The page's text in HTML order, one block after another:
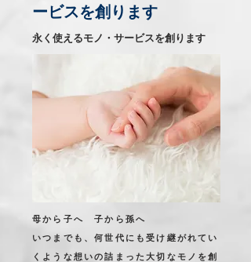
ービスを創ります
永く使えるモノ・サービスを創ります
母から子へ 子から孫へ
いつまでも、何世代にも受け継がれてい
くような想いの詰まった大切なモノを創